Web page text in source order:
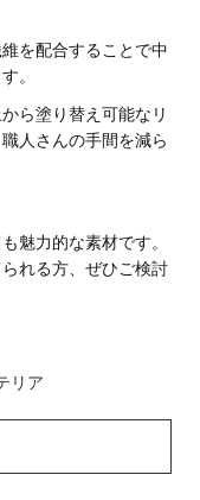
を配合することで中
。
ら塗り替え可能なリ
人さんの手間を減ら
魅力的な素材です。
れる方、ぜひご検討
リア